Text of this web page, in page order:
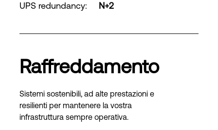
UPS redundancy: N+2
Raffreddamento
Sistemi sostenibili, ad alte prestazioni e
resilienti per mantenere la vostra
infrastruttura sempre operativa.